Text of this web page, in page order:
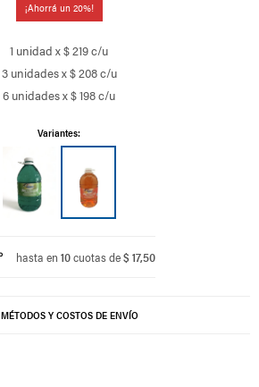
20
1 unidad x $ 219 c/u
3 unidades x $ 208 c/u
6 unidades x $ 198 c/u
Variantes:
hasta en 10cuotas de$ 17,50
MÉTODOS Y COSTOS DE ENVÍO